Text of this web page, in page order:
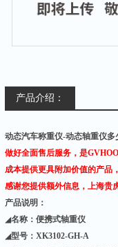
产品介绍：
动态汽车称重仪-动态轴重仪多
做好全面售后服务，是
成本提供更具附加价值的产品
感谢您提供额外信息，上海贵
产品说明：
◢名称：便携式轴重仪
◢型号：XK3102-GH-A